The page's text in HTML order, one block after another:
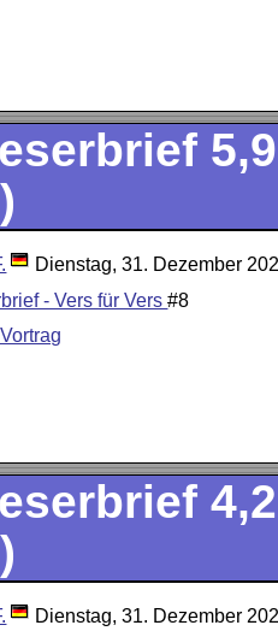
Dienstag, 31. Dezember
- Vers für Vers#8
Dienstag, 31. Dezember